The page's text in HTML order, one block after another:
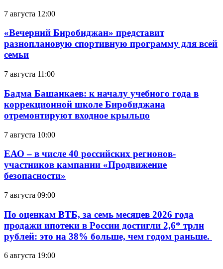
7 августа 12:00
«Вечерний Биробиджан» представит
разноплановую спортивную программу для всей
семьи
7 августа 11:00
Бадма Башанкаев: к началу учебного года в
коррекционной школе Биробиджана
отремонтируют входное крыльцо
7 августа 10:00
ЕАО – в числе 40 российских регионов-
участников кампании «Продвижение
безопасности»
7 августа 09:00
По оценкам ВТБ, за семь месяцев 2026 года
продажи ипотеки в России достигли 2,6* трлн
рублей: это на 38% больше, чем годом раньше.
6 августа 19:00